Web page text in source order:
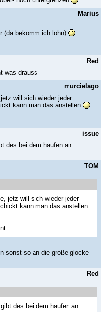
Marius
(da bekomm ich lohn)
Red
was drauss
murcielago
will sich wieder jeder
kann man das anstellen
issue
des bei dem haufen an
TOM
jetz will sich wieder jeder
kann man das anstellen
sonst so an die große glocke
Red
des bei dem haufen an